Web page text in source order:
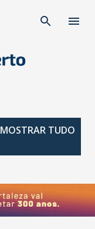
MOSTRAR TUDO